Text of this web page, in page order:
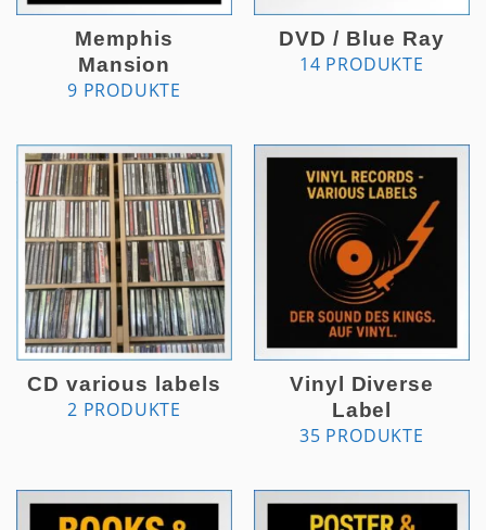
Memphis
Mansion
9 PRODUKTE
DVD / Blue Ray
14 PRODUKTE
CD various labels
2 PRODUKTE
Vinyl Diverse
Label
35 PRODUKTE